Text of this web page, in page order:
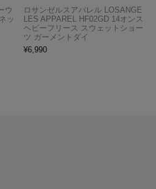
ウ
ッ
ロサンゼルスアパレル LOSANGE
LES APPAREL HF02GD 14オンス
ヘビーフリース スウェットショー
ツ ガーメントダイ
¥6,990